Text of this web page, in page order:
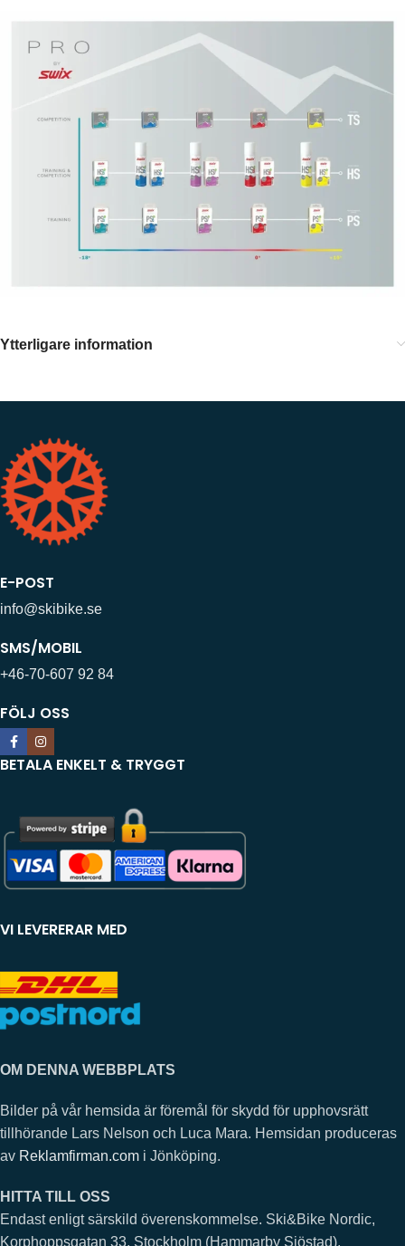
Ytterligare information
E-POST
info@skibike.se
SMS/MOBIL
+46-70-607 92 84
FÖLJ OSS
BETALA ENKELT & TRYGGT
VI LEVERERAR MED
OM DENNA WEBBPLATS
Bilder på vår hemsida är föremål för skydd för upphovsrätt
tillhörande Lars Nelson och Luca Mara. Hemsidan produceras
av Reklamfirman.com i Jönköping.
HITTA TILL OSS
Endast enligt särskild överenskommelse. Ski&Bike Nordic,
Korphoppsgatan 33, Stockholm (Hammarby Sjöstad).